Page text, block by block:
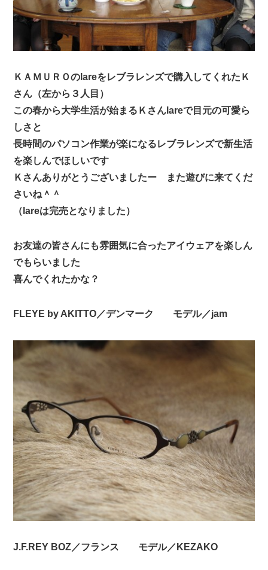
ＫＡＭＵＲＯのlareをレブラレンズで購入してくれたＫ
さん（左から３人目）
この春から大学生活が始まるＫさんlareで目元の可愛ら
しさと
長時間のパソコン作業が楽になるレブラレンズで新生活
を楽しんでほしいです
Ｋさんありがとうございましたー また遊びに来てくだ
さいね＾＾
（lareは完売となりました）
お友達の皆さんにも雰囲気に合ったアイウェアを楽しん
でもらいました
喜んでくれたかな？
FLEYE by AKITTO／デンマーク モデル／jam
J.F.REY BOZ／フランス モデル／KEZAKO